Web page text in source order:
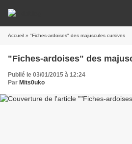
Accueil » "Fiches-ardoises" des majuscules cursives
"Fiches-ardoises" des
Publié le 03/01/2015 à 12:24
Par Mits0uko